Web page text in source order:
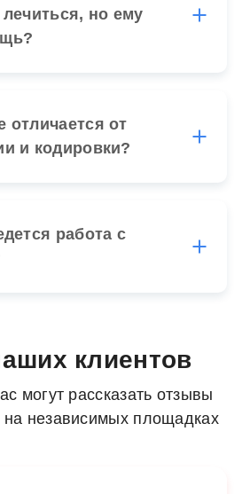
лечиться, но ему
отличается от
и кодировки?
работа с
клиентов
могут рассказать отзывы
на независимых площадках